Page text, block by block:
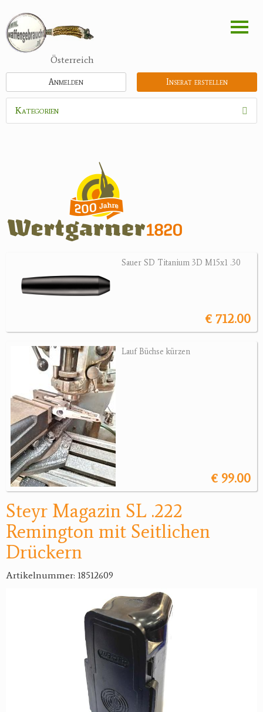
zum
Inhalt
Österreich
Inserat erstellen
Anmelden
Kategorien
Zubehör
Jagdreviere
Geschenke
Reviereinrichtungen
Sauer SD Titanium 3D M15x1 .30
€ 712.00
Lauf Büchse kürzen
€ 99.00
Steyr Magazin SL .222
Remington mit Seitlichen
Drückern
Artikelnummer: 18512609